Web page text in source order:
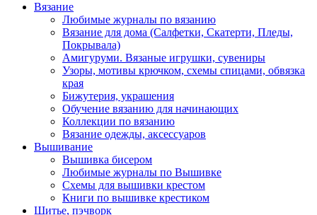
Вязание
Любимые журналы по вязанию
Вязание для дома (Салфетки, Скатерти, Пледы,
Покрывала)
Амигуруми. Вязаные игрушки, сувениры
Узоры, мотивы крючком, схемы спицами, обвязка
края
Бижутерия, украшения
Обучение вязанию для начинающих
Коллекции по вязанию
Вязание одежды, аксессуаров
Вышивание
Вышивка бисером
Любимые журналы по Вышивке
Схемы для вышивки крестом
Книги по вышивке крестиком
Шитье, пэчворк